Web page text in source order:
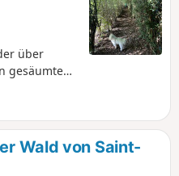
über
gesäumte
auf
weiterWald von Saint-